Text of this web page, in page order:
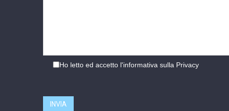
Ho letto ed accetto l'informativa sulla Privacy
INVIA